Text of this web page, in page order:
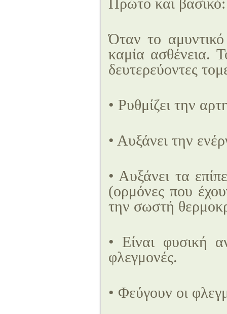
Πρώτο και
Όταν το
καμία ασθένεια.
δευτερεύοντες
• Ρυθμίζει την
• Αυξάνει την
• Αυξάνει τα
(ορμόνες που
την σωστή
• Είναι φυσική
φλεγμονές.
• Φεύγουν οι